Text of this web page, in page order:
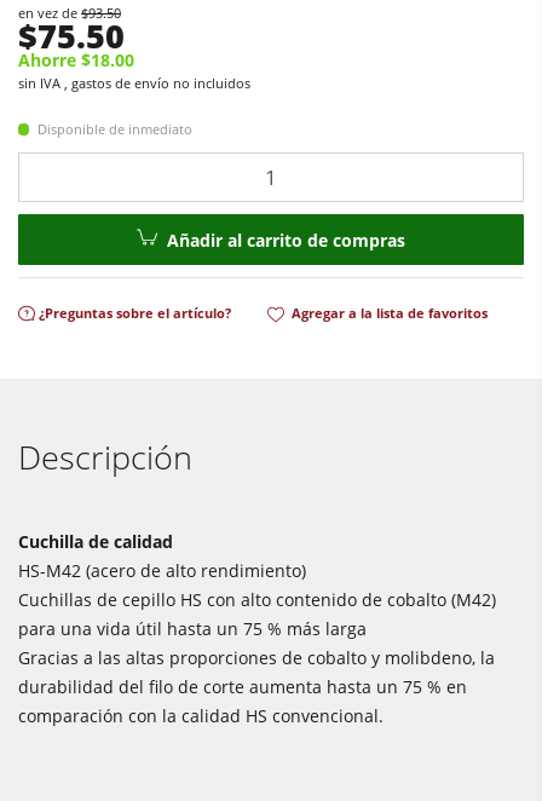
Alimentadores
F4Solutions Software
Automatización y manipulación de materiales
Gestión de proyectos
Alimentadores
en vez de $93.50
$75.50
Ahorre $18.00
sin IVA , gastos de envío no incluidos
Disponible de inmediato
Añadir al carrito de compras
¿Preguntas sobre el artículo? Agregar a la lista de favoritos
Descripción
Cuchilla de calidad
HS-M42 (acero de alto rendimiento)
Cuchillas de cepillo HS con alto contenido de cobalto (M42)
para una vida útil hasta un 75 % más larga
Gracias a las altas proporciones de cobalto y molibdeno, la
durabilidad del filo de corte aumenta hasta un 75 % en
comparación con la calidad HS convencional.